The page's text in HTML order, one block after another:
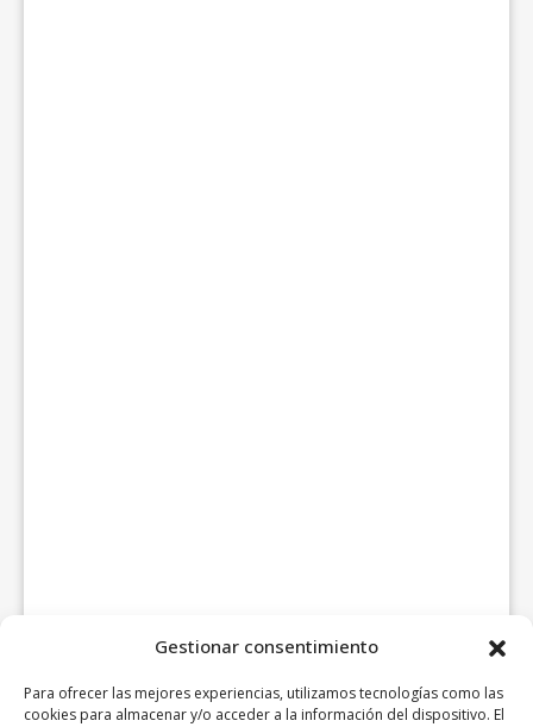
Gestionar consentimiento
Para ofrecer las mejores experiencias, utilizamos tecnologías como las
cookies para almacenar y/o acceder a la información del dispositivo. El